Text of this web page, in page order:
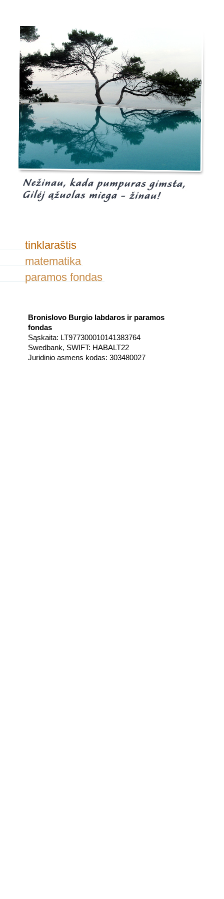
tinklaraštis
matematika
paramos fondas
Bronislovo Burgio labdaros ir paramos
fondas
Sąskaita: LT977300010141383764
Swedbank, SWIFT: HABALT22
Juridinio asmens kodas: 303480027